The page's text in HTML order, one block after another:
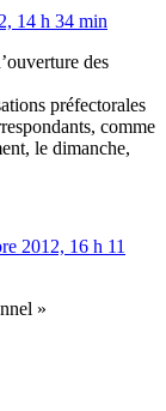
14 h 34 min
des
préfectorales
comme
le dimanche,
2012, 16 h 11
»